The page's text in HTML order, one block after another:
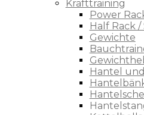
Krafttraining
Power
Half Rack
Gewichte
Hantel